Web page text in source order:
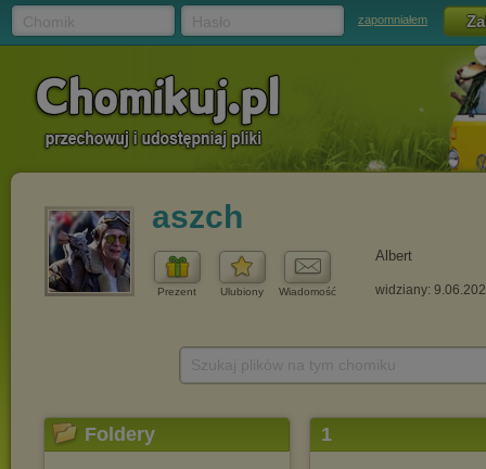
zapomniałem
aszch
Prezent Ulubiony Wiadomość
Albert
widziany:
Foldery 1